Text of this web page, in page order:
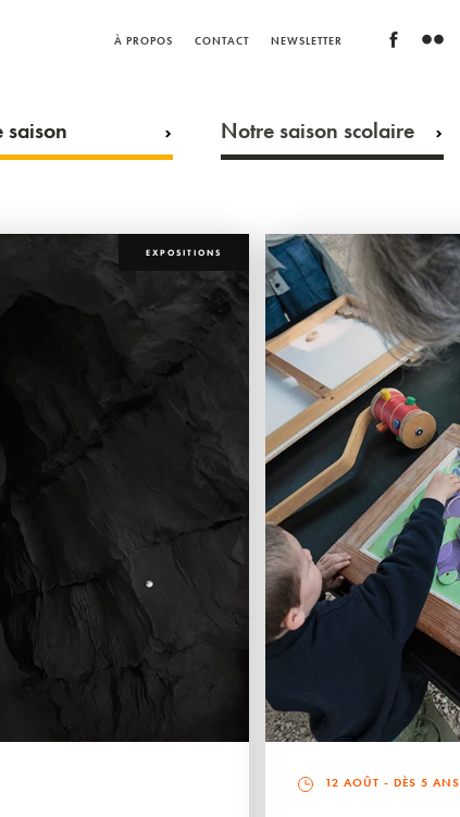
À PROPOS CONTACT NEWSLETTER
saison Notre saison scolaire
EXPOSITIONS
12 AOÛT - DÈS 5 ANS